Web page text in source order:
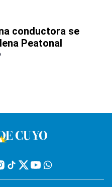
conductora se
Peatonal